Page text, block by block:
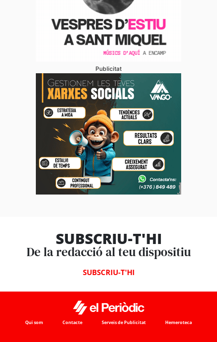
Publicitat
SUBSCRIU-T'HI
De la redacció al teu dispositiu
SUBSCRIU-T'HI
Qui som Contacte Serveis de Publicitat Hemeroteca